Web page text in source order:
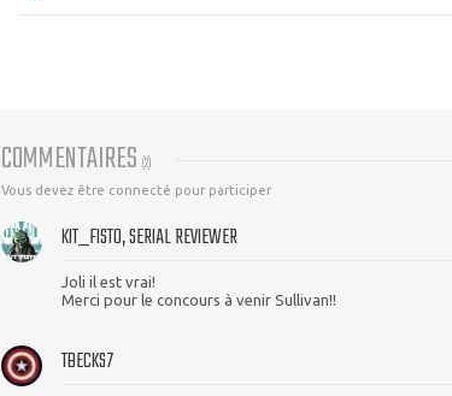
COMMENTAIRES (2)
Vous devez être connecté pour participer
KIT_FISTO, SERIAL REVIEWER
Joli il est vrai!
Merci pour le concours à venir Sullivan!!
TBECKS7